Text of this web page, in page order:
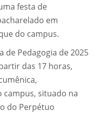
festa de
em
do campus.
de Pedagogia de 2025
das 17 horas,
campus, situado na
do Perpétuo